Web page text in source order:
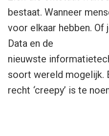
bestaat. Wanneer
voor elkaar hebben.
Data en de
nieuwste
soort wereld mogelijk.
recht ‘creepy’ is te